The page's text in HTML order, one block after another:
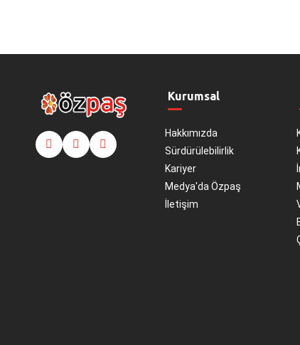
Kurumsal
Hakkımızda
Sürdürülebilirlik
Kariyer
Medya'da Özpaş
İletişim